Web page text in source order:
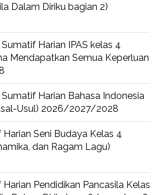
Dalam Diriku bagian 2)
Harian IPAS kelas 4
Mendapatkan Semua Keperluan
Harian Bahasa Indonesia
Usul) 2026/2027/2028
Seni Budaya Kelas 4
dan Ragam Lagu)
Pendidikan Pancasila Kelas